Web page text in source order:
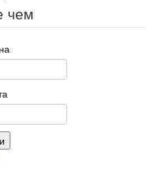
чем